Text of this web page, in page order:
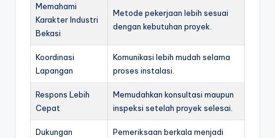
Memahami
Karakter Industri
Bekasi
Metode pekerjaan lebih sesuai
dengan kebutuhan proyek.
Koordinasi
Lapangan
Komunikasi lebih mudah selama
proses instalasi.
Respons Lebih
Cepat
Memudahkan konsultasi maupun
inspeksi setelah proyek selesai.
Dukungan
Pemeriksaan berkala menjadi